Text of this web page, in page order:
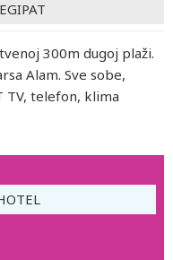
EGIPAT
300m dugoj plaži.
Alam. Sve sobe,
TV, telefon, klima